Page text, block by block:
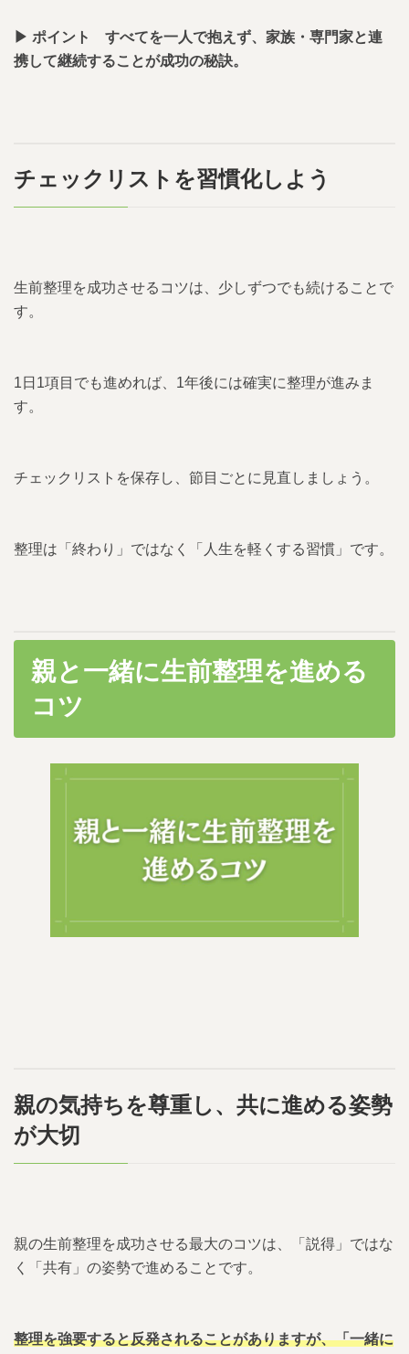
▶︎ ポイント すべてを一人で抱えず、家族・専門家と連
携して継続することが成功の秘訣。
チェックリストを習慣化しよう
生前整理を成功させるコツは、少しずつでも続けることで
す。
1日1項目でも進めれば、1年後には確実に整理が進みま
す。
チェックリストを保存し、節目ごとに見直しましょう。
整理は「終わり」ではなく「人生を軽くする習慣」です。
親と一緒に生前整理を進める
コツ
親の気持ちを尊重し、共に進める姿勢
が大切
親の生前整理を成功させる最大のコツは、「説得」ではな
く「共有」の姿勢で進めることです。
整理を強要すると反発されることがありますが、「一緒に